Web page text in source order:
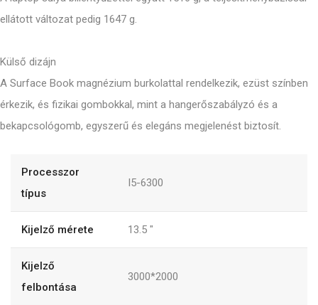
ellátott változat pedig 1647 g.
Külső dizájn
A Surface Book magnézium burkolattal rendelkezik, ezüst színben
érkezik, és fizikai gombokkal, mint a hangerőszabályzó és a
bekapcsológomb, egyszerű és elegáns megjelenést biztosít.
Processzor
típus
I5-6300
Kijelző mérete 13.5 "
Kijelző
felbontása
3000*2000